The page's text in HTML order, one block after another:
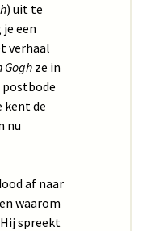
) uit te
een
verhaal
Goghze in
postbode
kent de
nu
af naar
waarom
spreekt